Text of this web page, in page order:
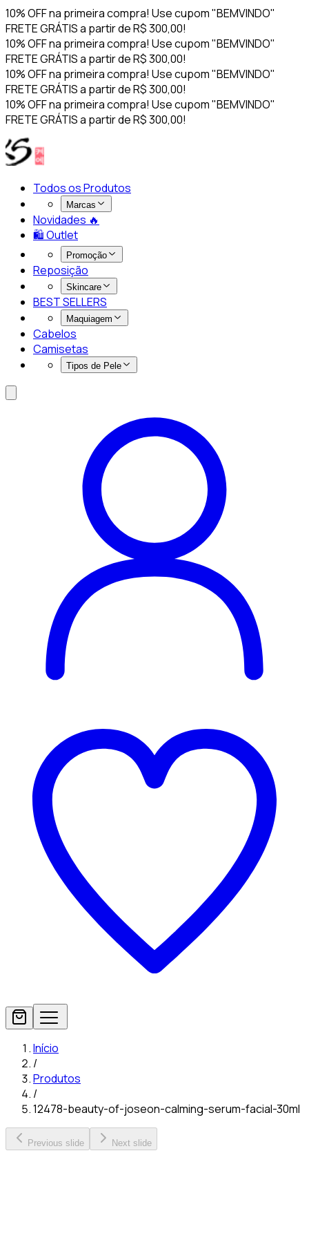
10% OFF na primeira compra! Use cupom "BEMVINDO"
FRETE GRÁTIS a partir de R$ 300,00!
10% OFF na primeira compra! Use cupom "BEMVINDO"
FRETE GRÁTIS a partir de R$ 300,00!
10% OFF na primeira compra! Use cupom "BEMVINDO"
FRETE GRÁTIS a partir de R$ 300,00!
10% OFF na primeira compra! Use cupom "BEMVINDO"
FRETE GRÁTIS a partir de R$ 300,00!
Todos os Produtos
Marcas
Novidades 🔥​
🛍️ Outlet
Promoção
Reposição
Skincare
BEST SELLERS
Maquiagem
Cabelos
Camisetas
Tipos de Pele
Início
/
Produtos
/
12478-beauty-of-joseon-calming-serum-facial-30ml
Previous slide Next slide